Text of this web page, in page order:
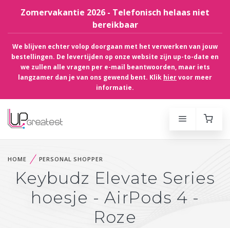
Zomervakantie 2026 - Telefonisch helaas niet
bereikbaar
We blijven echter volop doorgaan met het verwerken van jouw
bestellingen. De levertijden op onze website zijn up-to-date en
we zullen alle vragen per e-mail beantwoorden, maar iets
langzamer dan je van ons gewend bent. Klik hiervoor meer
informatie.
HOME PERSONAL SHOPPER
Keybudz Elevate Series
hoesje - AirPods 4 -
Roze